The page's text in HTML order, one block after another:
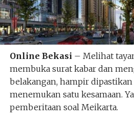
Online Bekasi – Melihat
membuka surat kabar dan
belakangan, hampir
menemukan satu kesamaan.
pemberitaan soal Meikarta.